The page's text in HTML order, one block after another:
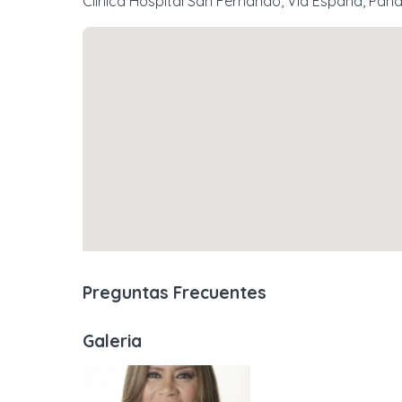
Preguntas Frecuentes
Galeria